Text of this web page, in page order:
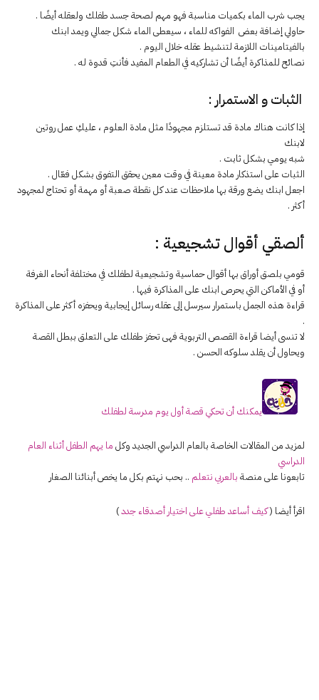
يجب شرب الماء بكميات مناسبة فهو مهم لصحة جسد طفلك ولعقله أيضًا .
حاولي إضافة بعض الفواكه للماء ، سيعطى الماء شكل جمالي ويمد ابنك
بالفيتامينات اللازمة لتنشيط عقله خلال اليوم .
نصائح للمذاكرة أيضًا أن تشاركيه في الطعام المفيد فأنتِ قدوة له .
الثبات و الاستمرار :
إذا كانت هناك مادة قد تستلزم مجهودًا مثل مادة العلوم ، عليكِ عمل روتين
لابنك
شبه يومي بشكل ثابت .
الثبات على استذكار مادة معينة في وقت معين يحقق التفوق بشكل فعّال .
اجعل ابنك يضع ورقة بها ملاحظات عند كل نقطة صعبة أو مهمة أو تحتاج لمجهود
أكثر .
ألصقي أقوال تشجيعية :
قومي بلصق أوراق بها أقوال حماسية وتشجيعية لطفلك في مختلفة أنحاء الغرفة
أو في الأماكن التي يحرص ابنك على المذاكرة فيها .
قراءة هذه الجمل باستمرار سيرسل إلى عقله رسائل إيجابية ويحفزه أكثر على المذاكرة
.
لا تنسى أيضا قراءة القصص التربوية فهى تحفز طفلك على التعلق ببطل القصة
ويحاول أن يقلد سلوكه الحسن .
يمكنك أن تحكي قصة أول يوم مدرسة لطفلك
لمزيد من المقالات الخاصة بالعام الدراسي الجديد وكل ما يهم الطفل أثناء العام
الدراسي
تابعونا على منصة بالعربي نتعلم .. بحب نهتم بكل ما يخص أبنائنا الصغار
اقرأ أيضا (كيف أساعد طفلي على اختيار أصدقاء جدد)